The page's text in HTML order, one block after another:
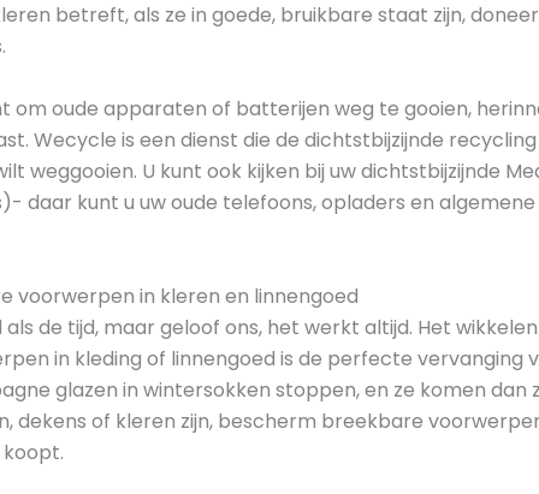
betreft, als ze in goede, bruikbare staat zijn,
om oude apparaten of batterijen weg te gooien,
Wecycle is een dienst die de dichtstbijzijnde
weggooien. U kunt ook kijken bij uw dichtstbijzijnde
daar kunt u uw oude telefoons, opladers en
voorwerpen in kleren en linnengoed
als de tijd, maar geloof ons, het werkt altijd. Het
in kleding of linnengoed is de perfecte vervanging
glazen in wintersokken stoppen, en ze komen
dekens of kleren zijn, bescherm breekbare